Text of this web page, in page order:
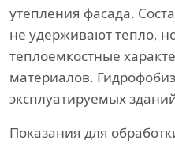
утепления фасада.
не удерживают тепло,
теплоемкостные
материалов.
эксплуатируемых
Показания для